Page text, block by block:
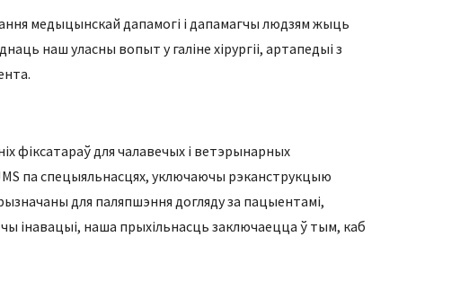
медыцынскай дапамогі і дапамагчы людзям жыць
наш уласны вопыт у галіне хірургіі, артапедыі з
фіксатараў для чалавечых і ветэрынарных
па спецыяльнасцях, уключаючы рэканструкцыю
для паляпшэння догляду за пацыентамі,
інавацыі, наша прыхільнасць заключаецца ў тым, каб